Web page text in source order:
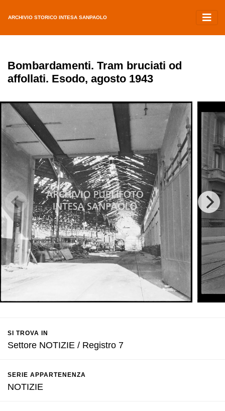
ARCHIVIO STORICO INTESA SANPAOLO
Bombardamenti. Tram bruciati od
affollati. Esodo, agosto 1943
SI TROVA IN
Settore NOTIZIE / Registro 7
SERIE APPARTENENZA
NOTIZIE